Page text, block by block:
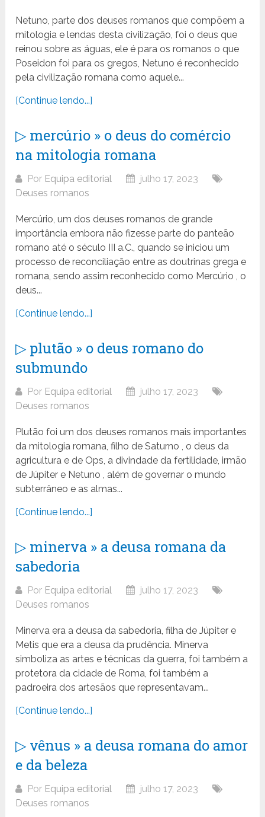
Netuno, parte dos deuses romanos que compõem a
mitologia e lendas desta civilização, foi o deus que
reinou sobre as águas, ele é para os romanos o que
Poseidon foi para os gregos, Netuno é reconhecido
pela civilização romana como aquele...
[Continue lendo...]
▷ mercúrio » o deus do comércio
na mitologia romana
Por Equipa editorial
julho 17, 2023
Deuses romanos
Mercúrio, um dos deuses romanos de grande
importância embora não fizesse parte do panteão
romano até o século III a.C., quando se iniciou um
processo de reconciliação entre as doutrinas grega e
romana, sendo assim reconhecido como Mercúrio , o
deus...
[Continue lendo...]
▷ plutão » o deus romano do
submundo
Por Equipa editorial
julho 17, 2023
Deuses romanos
Plutão foi um dos deuses romanos mais importantes
da mitologia romana, filho de Saturno , o deus da
agricultura e de Ops, a divindade da fertilidade, irmão
de Júpiter e Netuno , além de governar o mundo
subterrâneo e as almas...
[Continue lendo...]
▷ minerva » a deusa romana da
sabedoria
Por Equipa editorial
julho 17, 2023
Deuses romanos
Minerva era a deusa da sabedoria, filha de Júpiter e
Metis que era a deusa da prudência. Minerva
simboliza as artes e técnicas da guerra, foi também a
protetora da cidade de Roma, foi também a
padroeira dos artesãos que representavam...
[Continue lendo...]
▷ vênus » a deusa romana do amor
e da beleza
Por Equipa editorial
julho 17, 2023
Deuses romanos